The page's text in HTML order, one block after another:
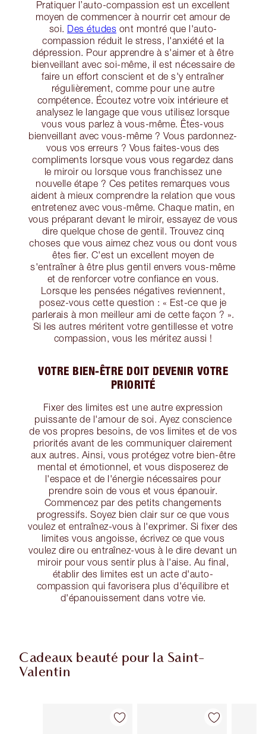
Pratiquer l’auto-compassion est un excellent
moyen de commencer à nourrir cet amour de
soi. Des études ont montré que l'auto-
compassion réduit le stress, l'anxiété et la
dépression. Pour apprendre à s'aimer et à être
bienveillant avec soi-même, il est nécessaire de
faire un effort conscient et de s'y entraîner
régulièrement, comme pour une autre
compétence. Écoutez votre voix intérieure et
analysez le langage que vous utilisez lorsque
vous vous parlez à vous-même. Êtes-vous
bienveillant avec vous-même ? Vous pardonnez-
vous vos erreurs ? Vous faites-vous des
compliments lorsque vous vous regardez dans
le miroir ou lorsque vous franchissez une
nouvelle étape ? Ces petites remarques vous
aident à mieux comprendre la relation que vous
entretenez avec vous-même. Chaque matin, en
vous préparant devant le miroir, essayez de vous
dire quelque chose de gentil. Trouvez cinq
choses que vous aimez chez vous ou dont vous
êtes fier. C'est un excellent moyen de
s'entraîner à être plus gentil envers vous-même
et de renforcer votre confiance en vous.
Lorsque les pensées négatives reviennent,
posez-vous cette question : « Est-ce que je
parlerais à mon meilleur ami de cette façon ? ».
Si les autres méritent votre gentillesse et votre
compassion, vous les méritez aussi !
VOTRE BIEN-ÊTRE DOIT DEVENIR VOTRE
PRIORITÉ
Fixer des limites est une autre expression
puissante de l'amour de soi. Ayez conscience
de vos propres besoins, de vos limites et de vos
priorités avant de les communiquer clairement
aux autres. Ainsi, vous protégez votre bien-être
mental et émotionnel, et vous disposerez de
l'espace et de l'énergie nécessaires pour
prendre soin de vous et vous épanouir.
Commencez par des petits changements
progressifs. Soyez bien clair sur ce que vous
voulez et entraînez-vous à l'exprimer. Si fixer des
limites vous angoisse, écrivez ce que vous
voulez dire ou entraînez-vous à le dire devant un
miroir pour vous sentir plus à l'aise. Au final,
établir des limites est un acte d'auto-
compassion qui favorisera plus d'équilibre et
d'épanouissement dans votre vie.
Cadeaux beauté pour la Saint-
Valentin
Article 1 sur 67 Article 2 sur 67